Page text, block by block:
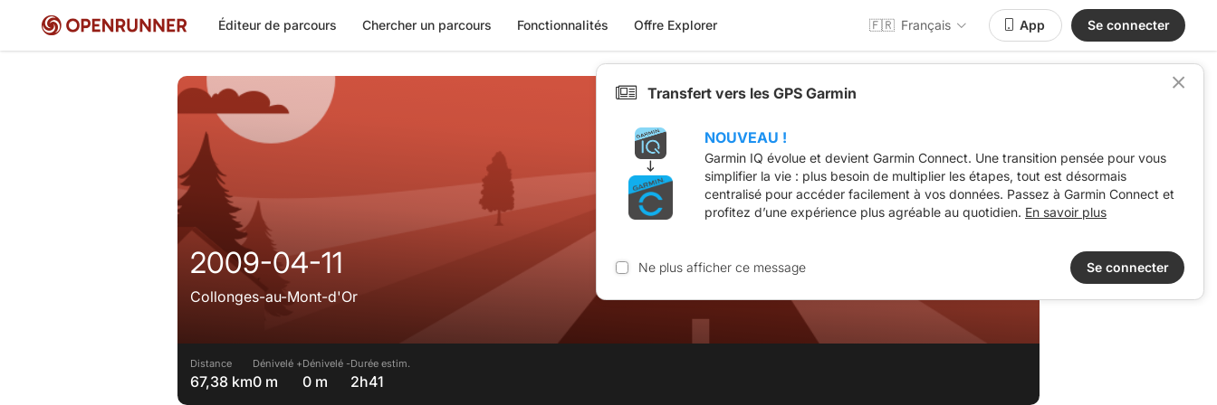
Éditeur de parcours Chercher un parcours Fonctionnalités Offre Explorer 🇫🇷 Français App Se connecter
2009-04-11
Collonges-au-Mont-d'Or
Distance
67,38 km
Dénivelé +
0 m
Dénivelé -
0 m
Durée estim.
2h41
Transfert vers les GPS Garmin
NOUVEAU !
Garmin IQ évolue et devient Garmin Connect. Une transition pensée pour vous
simplifier la vie : plus besoin de multiplier les étapes, tout est désormais
centralisé pour accéder facilement à vos données. Passez à Garmin Connect et
profitez d’une expérience plus agréable au quotidien. En savoir plus
Ne plus afficher ce message Se connecter